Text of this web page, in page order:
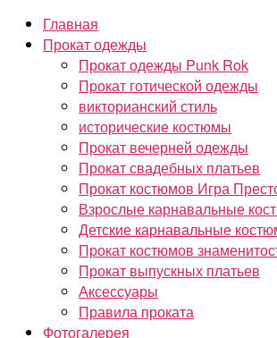
Главная
Прокат одежды
Прокат одежды Punk Rok
Прокат готической одежды
викторианский стиль
исторические костюмы
Прокат вечерней одежды
Прокат свадебных платьев
Прокат костюмов Игра
Взрослые карнавальные
Детские карнавальные
Прокат костюмов
Прокат выпускных платьев
Аксессуары
Правила проката
Фотогалерея